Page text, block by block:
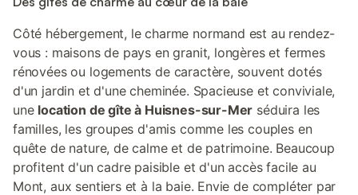
Côté hébergement, le charme normand est au rendez-
vous : maisons de pays en granit, longères et fermes
rénovées ou logements de caractère, souvent dotés
d'un jardin et d'une cheminée. Spacieuse et conviviale,
une location de gîte à Huisnes-sur-Mer séduira les
familles, les groupes d'amis comme les couples en
quête de nature, de calme et de patrimoine. Beaucoup
profitent d'un cadre paisible et d'un accès facile au
Mont, aux sentiers et à la baie. Envie de compléter par